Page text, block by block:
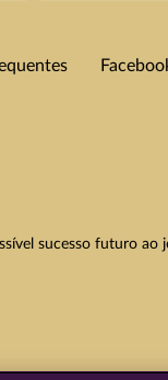
sucesso futuro ao